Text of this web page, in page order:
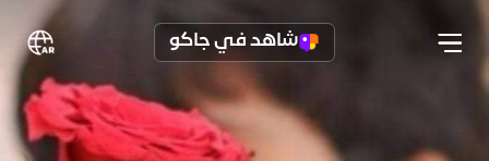
شاهد في جاكو